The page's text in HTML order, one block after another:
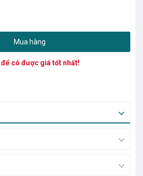
Mua hàng
để có được giá tốt nhất!